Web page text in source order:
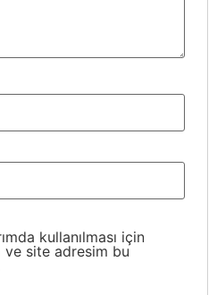
kullanılması için
ve site adresim bu